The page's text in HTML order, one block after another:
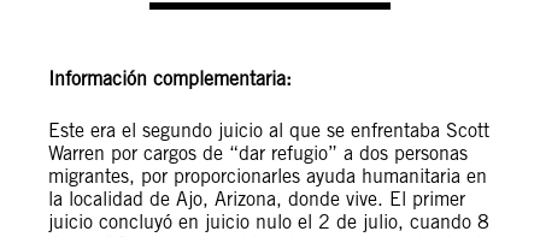
Información complementaria:
Este era el segundo juicio al que se enfrentaba Scott
Warren por cargos de “dar refugio” a dos personas
migrantes, por proporcionarles ayuda humanitaria en
la localidad de Ajo, Arizona, donde vive. El primer
juicio concluyó en juicio nulo el 2 de julio, cuando 8